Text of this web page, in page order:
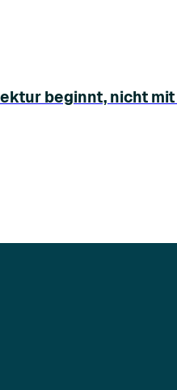
beginnt, nicht mit